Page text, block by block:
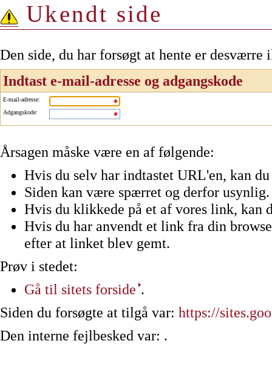
Ukendt side
Den side, du har forsøgt at hente er
Indtast e-mail-adresse og adgangskode
E-mail-adresse:
Adgangskode:
Årsagen måske være en af følgende:
Hvis du selv har indtastet URL'en, kan
Siden kan være spærret og derfor usynlig.
Hvis du klikkede på et af vores link, kan
Hvis du har anvendt et link fra din
efter at linket blev gemt.
Prøv i stedet:
Gå til sitets forside .
Siden du forsøgte at tilgå var: https://
Den interne fejlbesked var: .